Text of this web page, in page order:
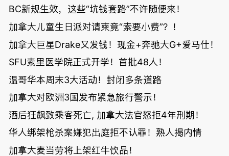
BC新规生效，这些“坑钱套路”不许随便来！
加拿大儿童生日派对请柬竟“索要小费”？！
加拿大巨星Drake又发钱！现金+奔驰大G+爱马仕！
SFU素里医学院正式开学！首批48人！
温哥华本周末3大活动！封闭多条道路
加拿大对欧洲3国发布紧急旅行警示！
酒后狂飙致乘客死亡, 加拿大法官怒拒4年刑期！
华人绑架枪杀案嫌犯出庭拒不认罪！熟人揭内情
加拿大麦当劳将上架红牛饮品！